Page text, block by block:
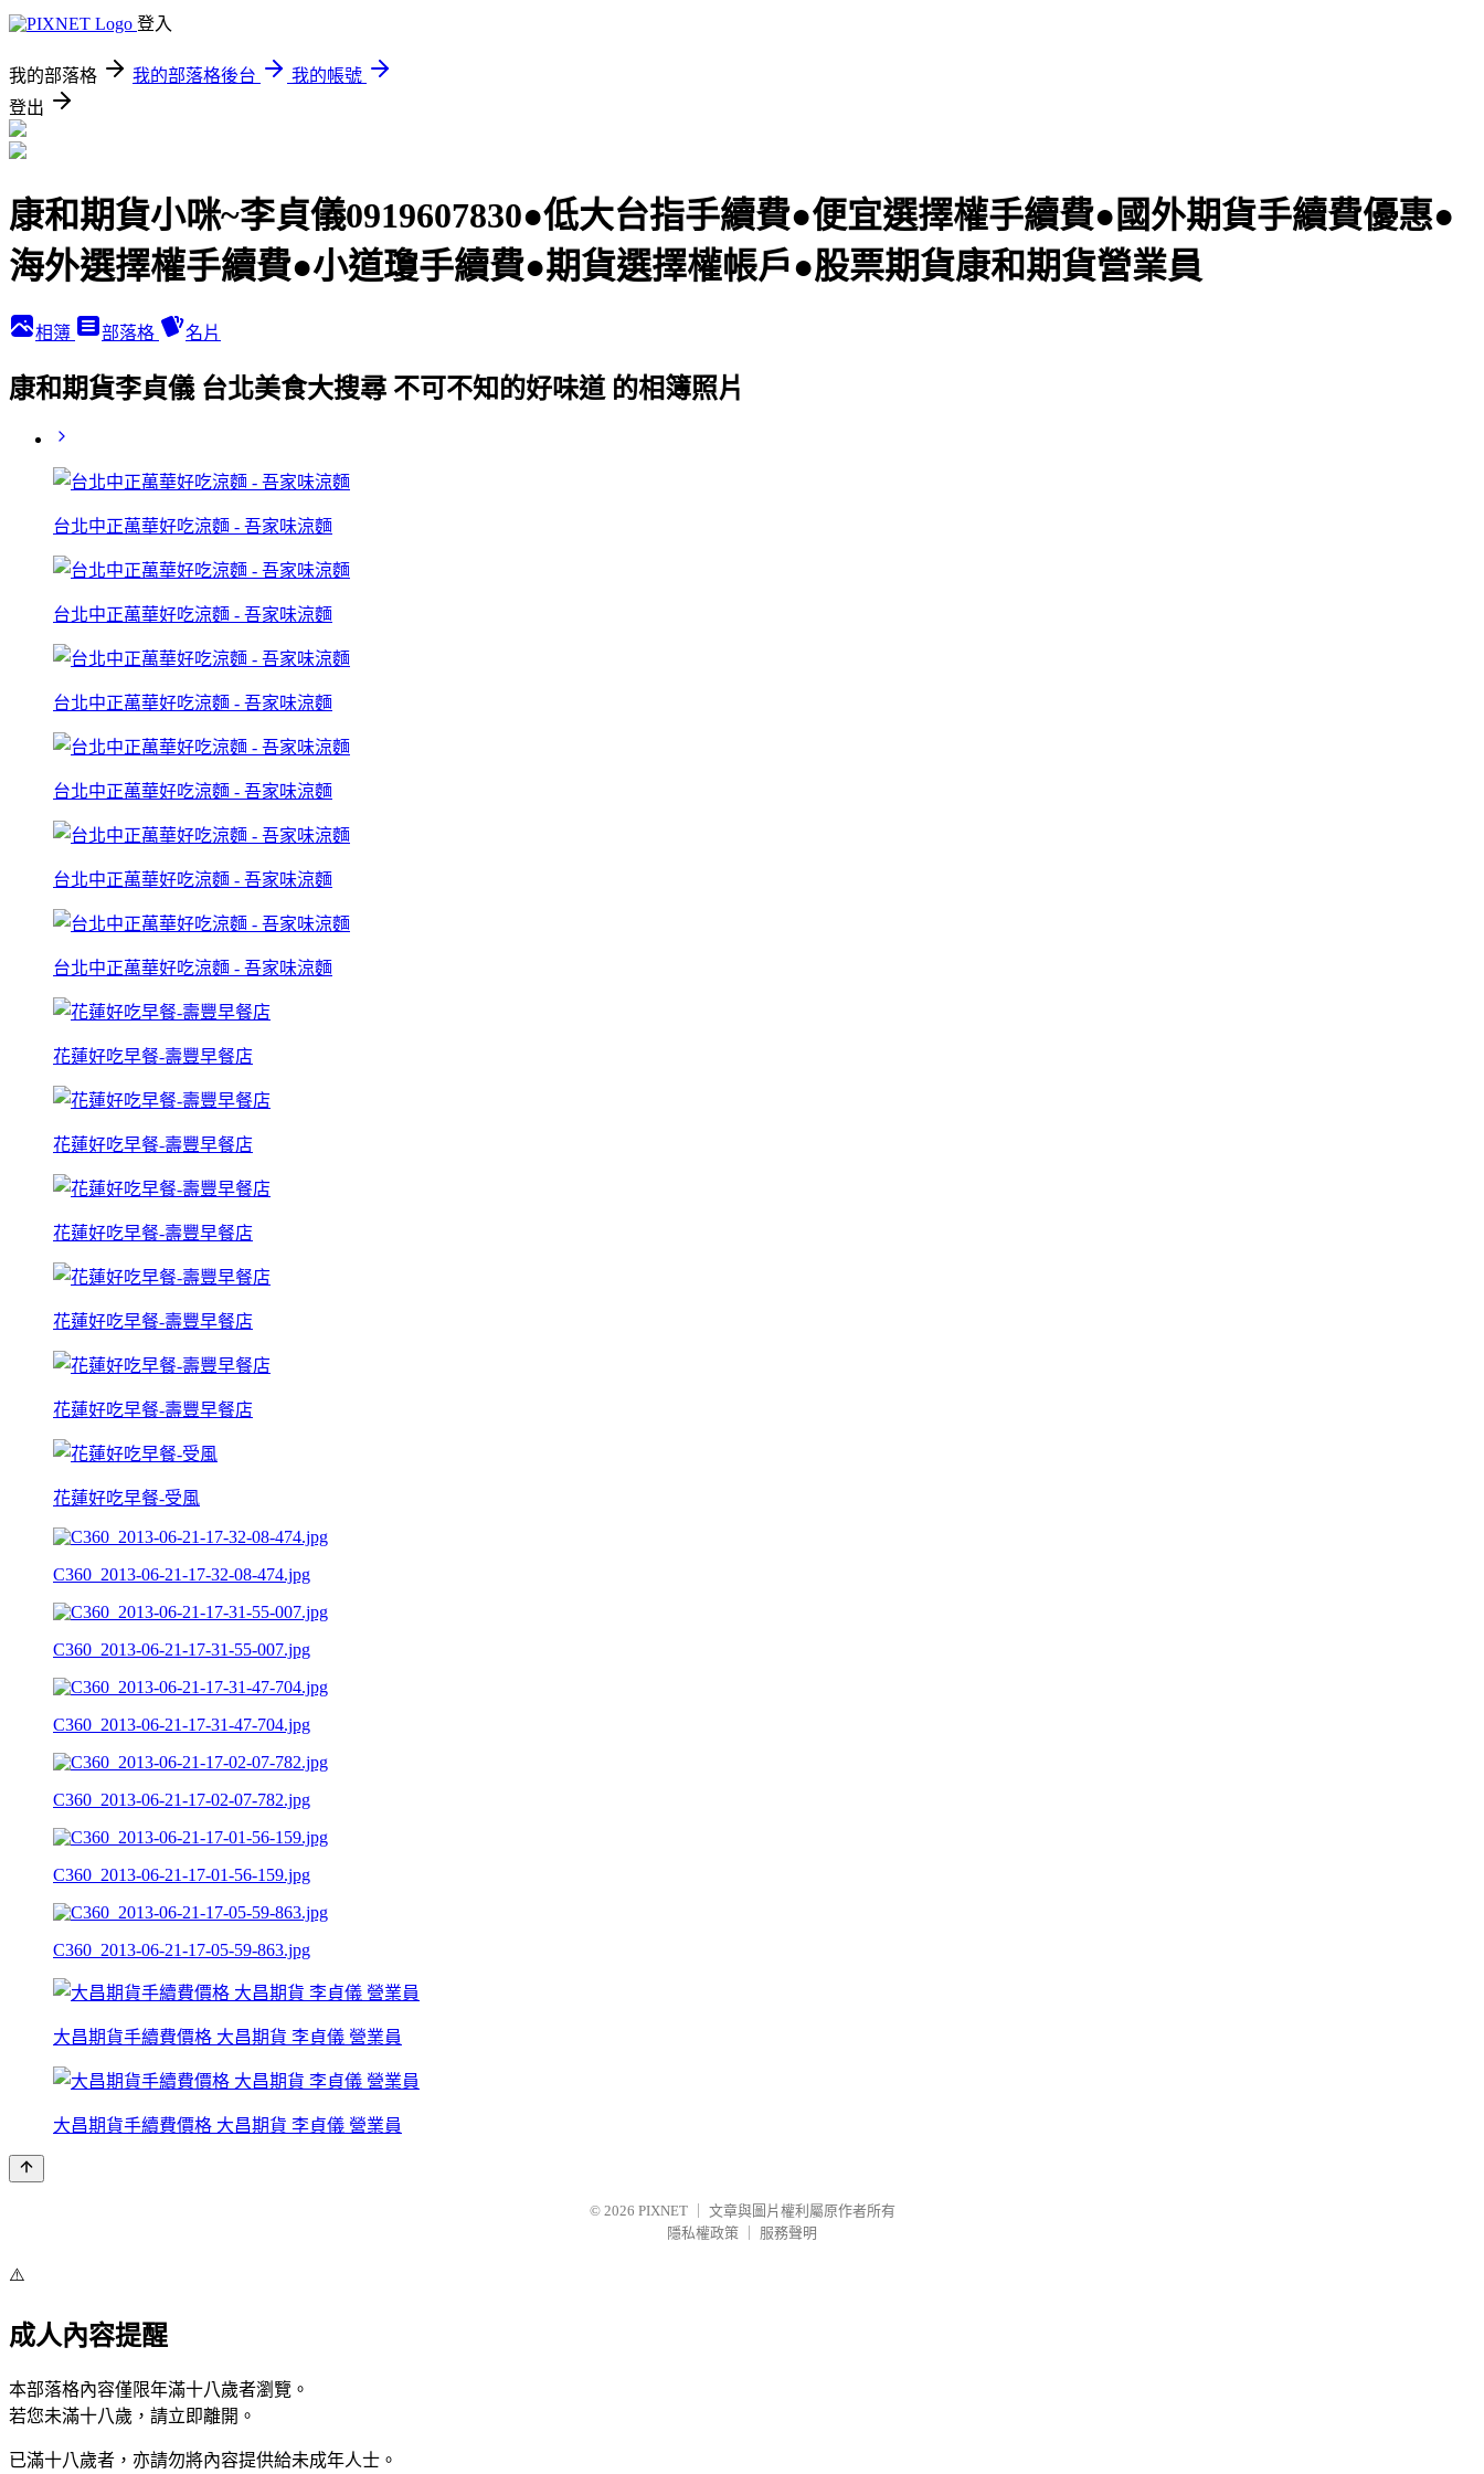
登入
我的部落格 我的部落格後台
我的帳號
登出
康和期貨小咪~李貞儀0919607830●低大台指手續費●便宜選擇權手續費●國外期貨手續費優惠●
海外選擇權手續費●小道瓊手續費●期貨選擇權帳戶●股票期貨康和期貨營業員
相簿 部落格 名片
康和期貨李貞儀 台北美食大搜尋 不可不知的好味道 的相簿照片
台北中正萬華好吃涼麵 - 吾家味涼麵
台北中正萬華好吃涼麵 - 吾家味涼麵
台北中正萬華好吃涼麵 - 吾家味涼麵
台北中正萬華好吃涼麵 - 吾家味涼麵
台北中正萬華好吃涼麵 - 吾家味涼麵
台北中正萬華好吃涼麵 - 吾家味涼麵
花蓮好吃早餐-壽豐早餐店
花蓮好吃早餐-壽豐早餐店
花蓮好吃早餐-壽豐早餐店
花蓮好吃早餐-壽豐早餐店
花蓮好吃早餐-壽豐早餐店
花蓮好吃早餐-受風
C360_2013-06-21-17-32-08-474.jpg
C360_2013-06-21-17-31-55-007.jpg
C360_2013-06-21-17-31-47-704.jpg
C360_2013-06-21-17-02-07-782.jpg
C360_2013-06-21-17-01-56-159.jpg
C360_2013-06-21-17-05-59-863.jpg
大昌期貨手續費價格 大昌期貨 李貞儀 營業員
大昌期貨手續費價格 大昌期貨 李貞儀 營業員
© 2026 PIXNET
文章與圖片權利屬原作者所有
隱私權政策
服務聲明
⚠️
成人內容提醒
本部落格內容僅限年滿十八歲者瀏覽。
若您未滿十八歲，請立即離開。
已滿十八歲者，亦請勿將內容提供給未成年人士。